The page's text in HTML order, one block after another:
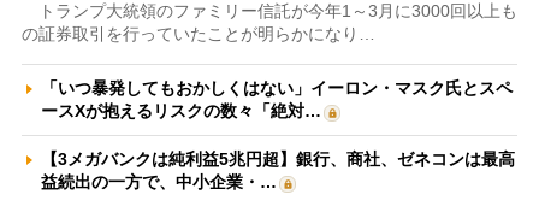
トランプ大統領のファミリー信託が今年1～3月に3000回以上も
の証券取引を行っていたことが明らかになり…
「いつ暴発してもおかしくはない」イーロン・マスク氏とスペ
ースXが抱えるリスクの数々「絶対…
【3メガバンクは純利益5兆円超】銀行、商社、ゼネコンは最高
益続出の一方で、中小企業・…